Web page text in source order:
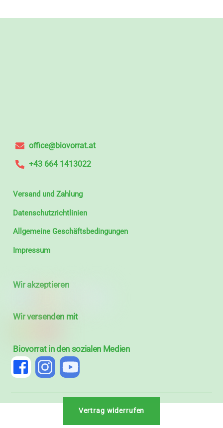
office@biovorrat.at
+43 664 1413022
Versand und Zahlung
Datenschutzrichtlinien
Allgemeine Geschäftsbedingungen
Impressum
Wir akzeptieren
Wir versenden mit
Biovorrat in den sozialen Medien
Vertrag widerrufen